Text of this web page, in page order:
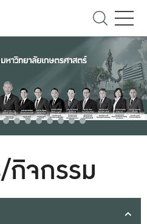
กิจกรรม